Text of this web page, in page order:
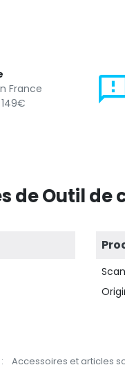
France
de Outil de
Accessoires et articles